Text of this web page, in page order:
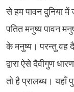
से हम पावन दुनिया
पतित मनुष्य पावन
के मनुष्य। परन्तु वह
द्वारा ऐसे दैवीगुण
तो है प्रालब्ध। यहाँ